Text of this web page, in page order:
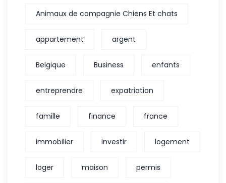
Animaux de compagnie Chiens Et chats
appartement argent
Belgique Business enfants
entreprendre expatriation
famille finance france
immobilier investir logement
loger maison permis